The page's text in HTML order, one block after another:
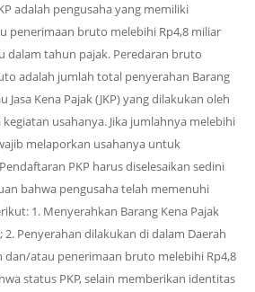
adalah pengusaha yang memiliki
penerimaan bruto melebihi Rp4,8 miliar
tahun pajak. Peredaran bruto
adalah jumlah total penyerahan Barang
Jasa Kena Pajak (JKP) yang dilakukan oleh
usahanya. Jika jumlahnya melebihi
melaporkan usahanya untuk
PKP harus diselesaikan sedini
bahwa pengusaha telah memenuhi
1. Menyerahkan Barang Kena Pajak
2. Penyerahan dilakukan di dalam Daerah
dan/atau penerimaan bruto melebihi Rp4,8
status PKP, selain memberikan identitas